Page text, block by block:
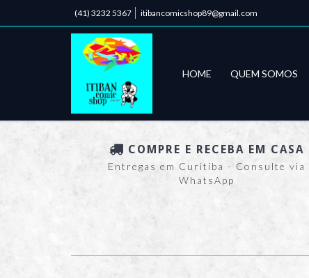
(41) 3232 5367 itibancomicshop89@gmail.com
HOME QUEM SOMOS
COMPRE E RECEBA EM CASA
Entregas em Curitiba - Consulte via
WhatsApp